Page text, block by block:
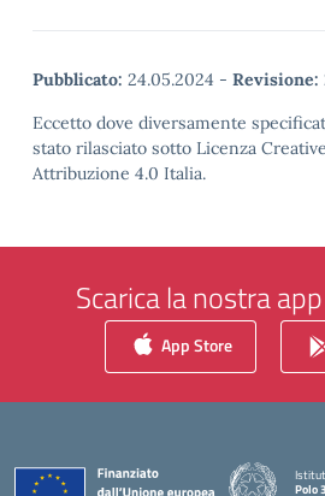
Pubblicato: 24.05.2024 - Revisione:
Eccetto dove diversamente
stato rilasciato sotto Licenza
Attribuzione 4.0 Italia.
Scarica la nostra
App Store
Polo